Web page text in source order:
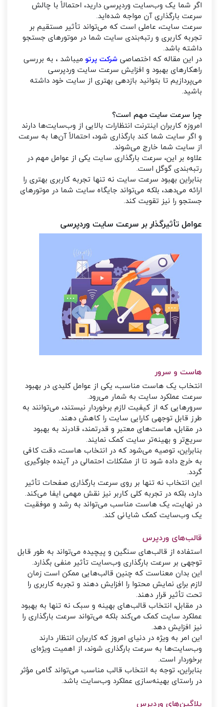
اگر شما یک وب‌سایت وردپرسی دارید، احتمالاً با چالش
سرعت بارگذاری آن مواجه شده‌اید.
سرعت سایت، عاملی است که می‌تواند تأثیر مستقیم بر
تجربه کاربری و رتبه‌بندی سایت شما در موتورهای جستجو
داشته باشد.
در این مقاله که اختصاصی شرکت پرتو میباشد ، به بررسی
راهکارهای بهبود و افزایش سرعت سایت وردپرسی
می‌پردازیم تا بتوانید بازدهی بهتری از سایت خود داشته
باشید.
چرا سرعت سایت مهم است؟
امروزه کاربران اینترنت انتظارات بالایی از وب‌سایت‌ها دارند
و اگر سایت شما کند بارگذاری شود، احتمالاً آن‌ها به سرعت
از سایت شما خارج می‌شوند.
علاوه بر این، سرعت بارگذاری سایت یکی از عوامل مهم در
رتبه‌بندی گوگل است.
بنابراین بهبود سرعت سایت نه تنها تجربه کاربری بهتری را
ارائه می‌دهد، بلکه می‌تواند جایگاه سایت شما در موتورهای
جستجو را نیز تقویت کند.
عوامل تأثیرگذار بر سرعت سایت وردپرسی
هاست و سرور
انتخاب یک هاست مناسب، یکی از عوامل کلیدی در بهبود
سرعت عملکرد سایت به شمار می‌رود.
سرورهایی که از کیفیت لازم برخوردار نیستند، می‌توانند به
طرز قابل توجهی کارایی سایت را کاهش دهند.
در مقابل، هاست‌های معتبر و قدرتمند، قادرند به بهبود
سریع‌تر و بهینه‌تر سایت کمک نمایند.
بنابراین، توصیه می‌شود که در انتخاب هاست، دقت کافی
به خرج داده شود تا از مشکلات احتمالی در آینده جلوگیری
گردد.
این انتخاب نه تنها بر روی سرعت بارگذاری صفحات تأثیر
دارد، بلکه در تجربه کلی کاربر نیز نقش مهمی ایفا می‌کند.
در نهایت، یک هاست مناسب می‌تواند به رشد و موفقیت
یک وب‌سایت کمک شایانی کند.
قالب‌های وردپرس
استفاده از قالب‌های سنگین و پیچیده می‌تواند به طور قابل
توجهی بر سرعت بارگذاری وب‌سایت تأثیر منفی بگذارد.
این بدان معناست که چنین قالب‌هایی ممکن است زمان
لازم برای نمایش محتوا را افزایش دهند و تجربه کاربری را
تحت تأثیر قرار دهند.
در مقابل، انتخاب قالب‌های بهینه و سبک نه تنها به بهبود
عملکرد سایت کمک می‌کند بلکه می‌تواند سرعت بارگذاری را
نیز افزایش دهد.
این امر به ویژه در دنیای امروز که کاربران انتظار دارند
وب‌سایت‌ها به سرعت بارگذاری شوند، از اهمیت ویژه‌ای
برخوردار است.
بنابراین، توجه به انتخاب قالب مناسب می‌تواند گامی مؤثر
در راستای بهینه‌سازی عملکرد وب‌سایت باشد.
پلاگین‌های وردپرس